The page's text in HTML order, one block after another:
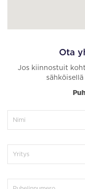
Ota
Jos kiinnostuit